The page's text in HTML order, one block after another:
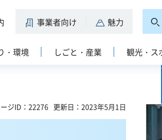
事業者向け 魅力
・環境 しごと・産業 観光・ス
ジID：22276 更新日：2023年5月1日